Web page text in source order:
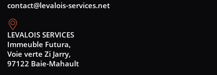
contact@levalois-services.net
LEVALOIS SERVICES
Immeuble Futura,
Voie verte Zi Jarry,
97122 Baie-Mahault